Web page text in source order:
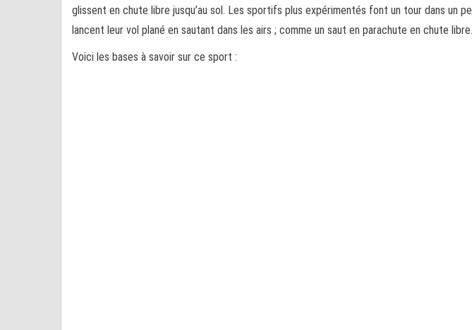
glissent en chute libre jusqu’au sol. Les sportifs plus expérimentés font un tour dans un
lancent leur vol plané en sautant dans les airs ; comme un saut en parachute en chute libre.
Voici les bases à savoir sur ce sport :